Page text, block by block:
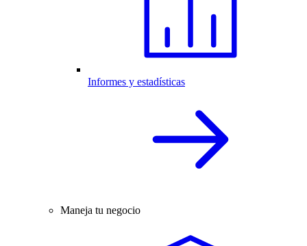
Informes y estadísticas
Maneja tu negocio